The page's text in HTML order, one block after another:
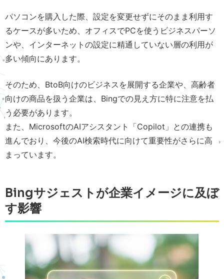
パソコンを購入した際、設定を変更せずにそのまま利用す
るケースが多いため、オフィスでPCを使うビジネスパーソ
ンや、インターネットの設定に精通していない層の利用が
多い傾向にあります。
そのため、BtoB向けのビジネスを展開する企業や、高齢者
向けの商品を扱う企業は、Bingでの見え方に特に注意を払
う必要があります。
また、MicrosoftのAIアシスタント「Copilot」との連携も
進んでおり、今後のAI検索時代に向けて重要性がさらに高
まっています。
Bingサジェストが企業イメージに及ぼ
す影響